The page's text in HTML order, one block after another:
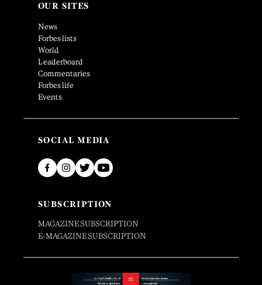
OUR SITES
News
Forbes lists
World
Leaderboard
Commentaries
Forbes life
Events
SOCIAL MEDIA
SUBSCRIPTION
MAGAZINE SUBSCRIPTION
E-MAGAZINE SUBSCRIPTION